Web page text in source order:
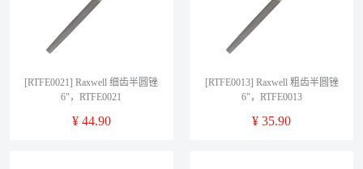
[RTFE0021] Raxwell 细齿半圆锉
6"，RTFE0021
¥ 44.90
[RTFE0013] Raxwell 粗齿半圆锉
6"，RTFE0013
¥35.90